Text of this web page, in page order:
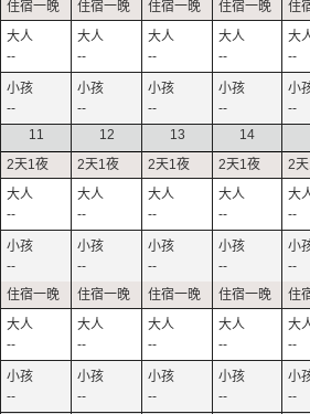
--
--
--
--
--
--
--
--
--
--
11
--
--
--
--
12
--
--
--
--
13
--
--
--
--
14
--
--
--
--
--
--
--
--